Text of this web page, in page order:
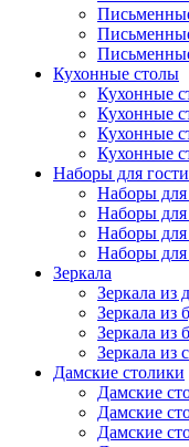
Кухонные столы
Кухонные
Кухонные
Кухонные
Кухонные
Наборы для
Наборы для
Наборы для
Наборы для
Наборы для
Зеркала
Зеркала из
Зеркала из
Зеркала из
Зеркала из
Дамские столики
Дамские
Дамские
Дамские